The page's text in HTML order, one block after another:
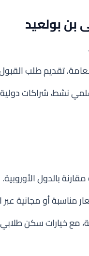
تقديم طلب القبول
نشط، شراكات
بالدول الأوروبية.
مناسبة أو مجانية
مع خيارات سكن